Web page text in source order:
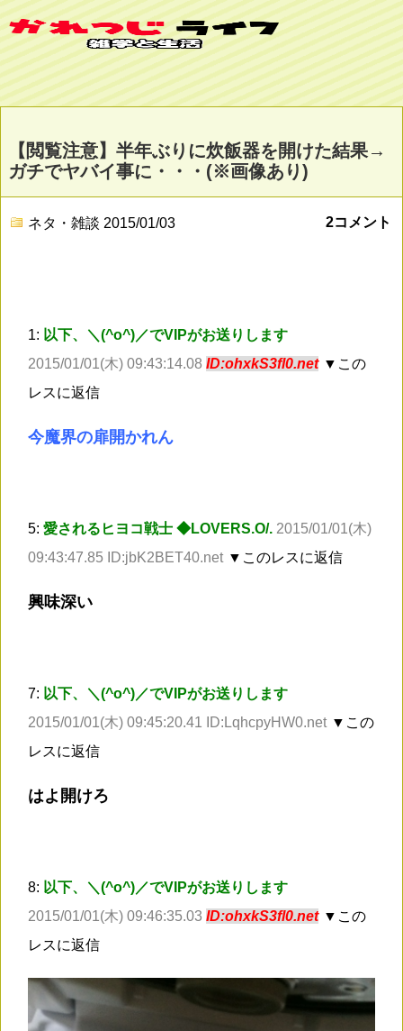
【閲覧注意】半年ぶりに炊飯器を開けた結果→
ガチでヤバイ事に・・・(※画像あり)
ネタ・雑談 2015/01/03 2コメント
1: 以下、＼(^o^)／でVIPがお送りします
2015/01/01(木) 09:43:14.08 ID:ohxkS3fl0.net ▼この
レスに返信
今魔界の扉開かれん
5: 愛されるヒヨコ戦士 ◆LOVERS.O/. 2015/01/01(木)
09:43:47.85 ID:jbK2BET40.net ▼このレスに返信
興味深い
7: 以下、＼(^o^)／でVIPがお送りします
2015/01/01(木) 09:45:20.41 ID:LqhcpyHW0.net ▼この
レスに返信
はよ開けろ
8: 以下、＼(^o^)／でVIPがお送りします
2015/01/01(木) 09:46:35.03 ID:ohxkS3fl0.net ▼この
レスに返信